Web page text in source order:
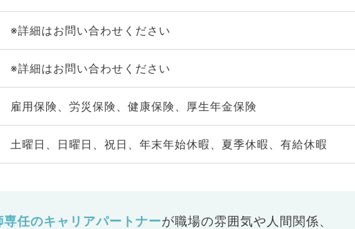
※詳細はお問い合わせください
※詳細はお問い合わせください
雇用保険、労災保険、健康保険、厚生年金保険
土曜日、日曜日、祝日、年末年始休暇、夏季休暇、有給休暇
専任のキャリアパートナーが職場の雰囲気や人間関係、